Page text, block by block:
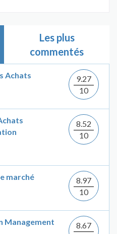
Les plus
commentés
Achats
9.27
10
8.52
10
marché
8.97
10
Management
8.67